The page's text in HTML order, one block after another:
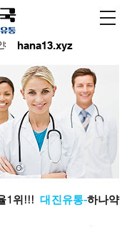
hana13.xyz
:
1위!!!대진유통-하나약